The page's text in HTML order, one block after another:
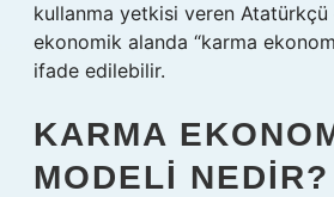
kullanma yetkisi veren
ekonomik alanda “karma
ifade edilebilir.
KARMA
MODELI NEDIR?